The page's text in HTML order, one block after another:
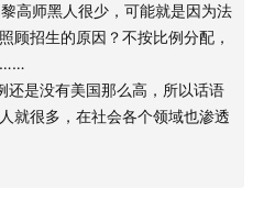
流
高师黑人很少，可能就是因为法
顾招生的原因？不按比例分配，
……
还是没有美国那么高，所以话语
就很多，在社会各个领域也渗透